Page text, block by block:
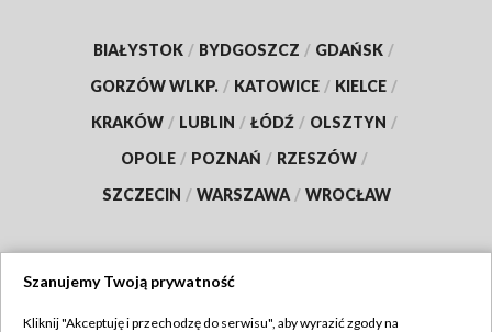
BIAŁYSTOK / BYDGOSZCZ / GDAŃSK /
GORZÓW WLKP. / KATOWICE / KIELCE /
KRAKÓW / LUBLIN / ŁÓDŹ / OLSZTYN /
OPOLE / POZNAŃ / RZESZÓW /
SZCZECIN / WARSZAWA / WROCŁAW
Szanujemy Twoją prywatność
Kliknij "Akceptuję i przechodzę do serwisu", aby wyrazić zgody na